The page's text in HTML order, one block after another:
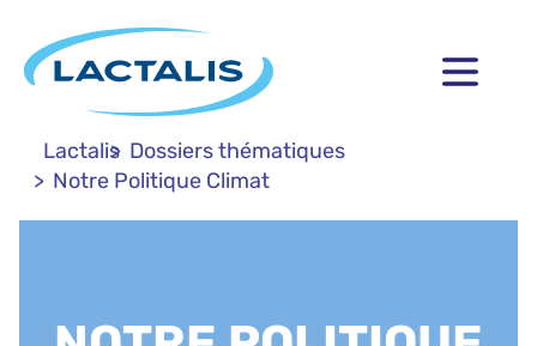
Lactalis Dossiers thématiques
Notre Politique Climat